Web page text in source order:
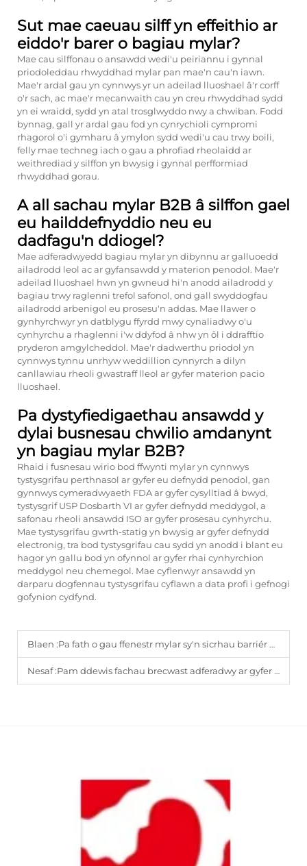
Sut mae caeuau silff yn effeithio ar
eiddo'r barer o bagiau mylar?
Mae cau silffonau o ansawdd wedi'u peiriannu i gynnal
priodoleddau rhwyddhad mylar pan mae'n cau'n iawn.
Mae'r ardal gau yn cynnwys yr un adeilad lluoshael â'r corff
o'r sach, ac mae'r mecanwaith cau yn creu rhwyddhad sydd
yn ei wraidd, sydd yn atal trosglwyddo nwy a chwiban. Fodd
bynnag, gall yr ardal gau fod yn cynrychioli cympromi
rhagorol o'i gymharu â ymylon sydd wedi'u cau trwy boili,
felly mae techneg iach o gau a phrofiad rheolaidd ar
weithrediad y silffon yn bwysig i gynnal perfformiad
rhwyddhad gorau.
A all sachau mylar B2B â silffon gael
eu hailddefnyddio neu eu
dadfagu'n ddiogel?
Mae adferadwyedd bagiau mylar yn dibynnu ar galluoedd
ailadrodd leol ac ar gyfansawdd y materion penodol. Mae'r
adeilad lluoshael hwn yn gwneud hi'n anodd ailadrodd y
bagiau trwy raglenni trefol safonol, ond gall swyddogfau
ailadrodd arbenigol eu prosesu'n addas. Mae llawer o
gynhyrchwyr yn datblygu ffyrdd mwy cynaliadwy o'u
cynhyrchu a rhaglenni i'w ddyfod â nhw yn ôl i ddrafftio
pryderon amgylcheddol. Mae'r dadwerthu priodol yn
cynnwys tynnu unrhyw weddillion cynnyrch a dilyn
canllawiau rheoli gwastraff lleol ar gyfer materion pacio
lluoshael.
Pa dystyfiedigaethau ansawdd y
dylai busnesau chwilio amdanynt
yn bagiau mylar B2B?
Rhaid i fusnesau wirio bod ffwynti mylar yn cynnwys
tystysgrifau perthnasol ar gyfer eu defnydd penodol, gan
gynnwys cymeradwyaeth FDA ar gyfer cysylltiad â bwyd,
tystysgrif USP Dosbarth VI ar gyfer defnydd meddygol, a
safonau rheoli ansawdd ISO ar gyfer prosesau cynhyrchu.
Mae tystysgrifau gwrth-statig yn bwysig ar gyfer defnydd
electronig, tra bod tystysgrifau cau sydd yn anodd i blant eu
hagor yn gallu bod yn ofynnol ar gyfer rhai cynhyrchion
meddygol neu chemegol. Mae cyflenwyr ansawdd yn
darparu dogfennau tystysgrifau cyflawn a data profi i gefnogi
gofynion cydfynd.
Blaen :Pa fath o gau ffenestr mylar sy'n sicrhau barriér ocsigen?
Nesaf :Pam ddewis fachau brecwast adferadwy ar gyfer defnyddwyr sydd yn symud o le i le?